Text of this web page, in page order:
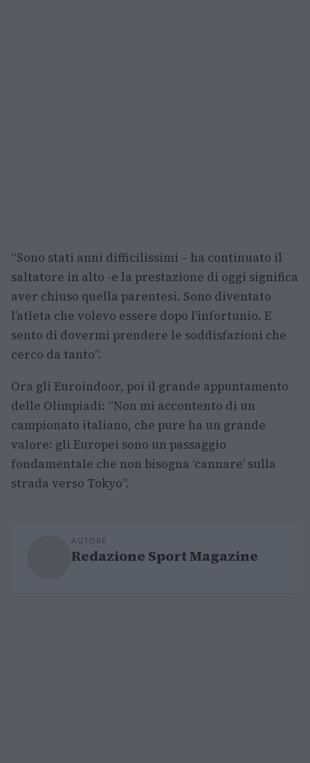
“Sono stati anni difficilissimi – ha continuato il
saltatore in alto -e la prestazione di oggi significa
aver chiuso quella parentesi. Sono diventato
l’atleta che volevo essere dopo l’infortunio. E
sento di dovermi prendere le soddisfazioni che
cerco da tanto”.
Ora gli Euroindoor, poi il grande appuntamento
delle Olimpiadi: “Non mi accontento di un
campionato italiano, che pure ha un grande
valore: gli Europei sono un passaggio
fondamentale che non bisogna ‘cannare’ sulla
strada verso Tokyo”.
AUTORE
Redazione Sport Magazine